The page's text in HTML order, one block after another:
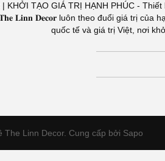
TẠO GIÁ TRỊ HẠNH PHÚC - Thiết
𝐋𝐢𝐧𝐧 𝐃𝐞𝐜𝐨𝐫 luôn theo đuổi giá trị
quốc tế và giá trị Việt, nơi
The Linn Decor. Cung cấp bởi Sapo